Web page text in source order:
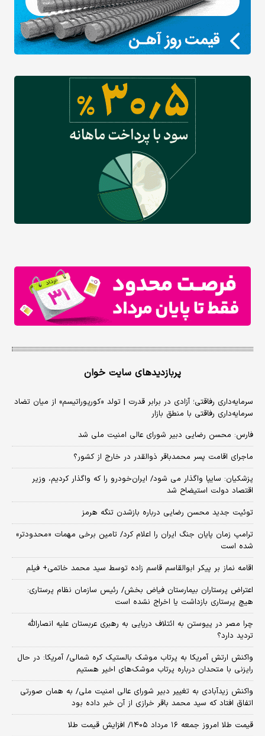
پربازدیدهای سایت خوان
سرمایه‌داری رفاقتی؛ آزادی در برابر قدرت | تولد «کورپوراتیسم» از میان تضاد
سرمایه‌داری رفاقتی با منطق بازار
فارس: محسن رضایی دبیر شورای عالی امنیت ملی شد
ماجرای اقامت پسر محمدباقر ذوالقدر در خارج از کشور؟
پزشکیان: سایپا واگذار می شود/ ایران‌خودرو را که واگذار کردیم، وزیر
اقتصاد دولت استیضاح شد
توئیت جدید محسن رضایی درباره بازشدن تنگه هرمز
ترامپ زمان پایان جنگ ایران را اعلام کرد/ تامین برخی مهمات «محدودتر»
شده است
اقامه نماز بر پیکر ابوالقاسم قاسم زاده توسط سید محمد خاتمی+ فیلم
اعتراض پرستاران بیمارستان فیاض بخش/ رئیس سازمان نظام پرستاری:
هیچ پرستاری بازداشت یا اخراج نشده است
چرا مصر در پیوستن به ائتلاف دریایی به رهبری عربستان علیه انصارالله
تردید دارد؟
واکنش ارتش آمریکا به پرتاب موشک بالستیک کره شمالی/ آمریکا: در حال
رایزنی با متحدان درباره پرتاب موشک‌های اخیر هستیم
واکنش زیدآبادی به تغییر دبیر شورای عالی امنیت ملی/ به همان صورتی
اتفاق افتاد که سید محمد باقر خرازی از آن خبر داده بود
قیمت طلا امروز جمعه ۱۶ مرداد ۱۴۰۵/ افزایش قیمت طلا